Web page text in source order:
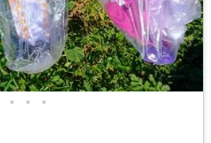
• • •